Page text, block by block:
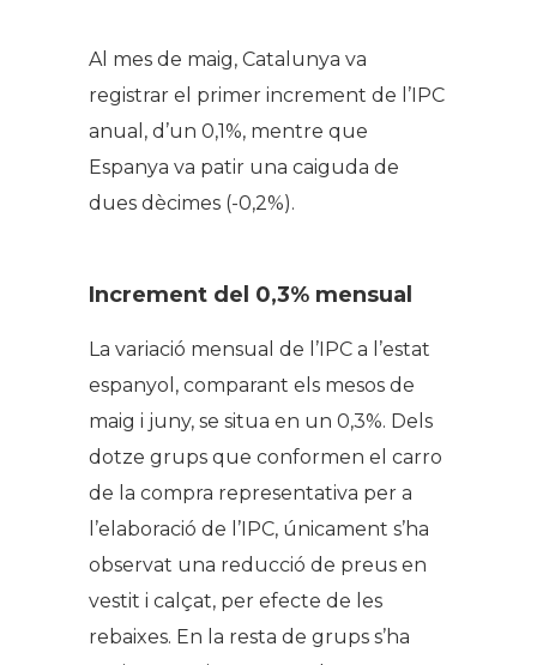
Al mes de maig, Catalunya va
registrar el primer increment de l’IPC
anual, d’un 0,1%, mentre que
Espanya va patir una caiguda de
dues dècimes (-0,2%).
Increment del 0,3% mensual
La variació mensual de l’IPC a l’estat
espanyol, comparant els mesos de
maig i juny, se situa en un 0,3%. Dels
dotze grups que conformen el carro
de la compra representativa per a
l’elaboració de l’IPC, únicament s’ha
observat una reducció de preus en
vestit i calçat, per efecte de les
rebaixes. En la resta de grups s’ha